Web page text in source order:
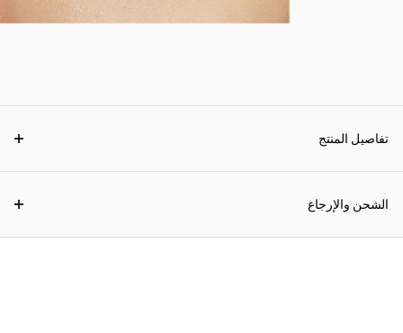
تفاصيل المنتج
الشحن والإرجاع